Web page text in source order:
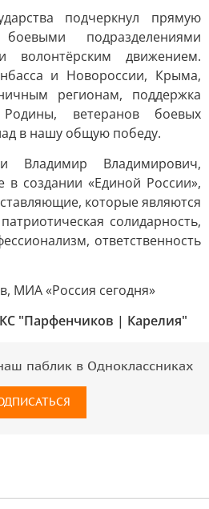
подчеркнул прямую
подразделениями
движением.
и Новороссии, Крыма,
регионам, поддержка
ветеранов боевых
в нашу общую победу.
Владимир Владимирович,
создании «Единой России»,
которые являются
солидарность,
ответственность
МИА «Россия сегодня»
"Парфенчиков | Карелия"
паблик в Одноклассниках